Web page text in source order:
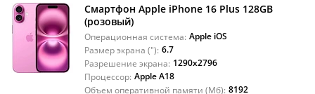
Смартфон Apple iPhone 16 Plus 128GB
(розовый)
Операционная система: Apple iOS
Размер экрана ("): 6.7
Разрешение экрана: 1290x2796
Процессор: Apple A18
Объем оперативной памяти (Мб): 8192